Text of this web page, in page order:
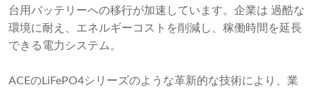
台用バッテリーへの移行が加速しています。企業は 過酷な
環境に耐え、エネルギーコストを削減し、稼働時間を延長
できる電力システム。
ACEのLiFePO4シリーズのような革新的な技術により、業